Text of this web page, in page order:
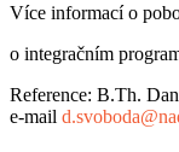
Více informací o
o integračním
Reference: B.Th.
e-mail